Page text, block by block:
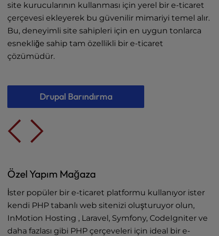
site kurucularının kullanması için yerel bir e-ticaret
çerçevesi ekleyerek bu güvenilir mimariyi temel alır.
Bu, deneyimli site sahipleri için en uygun tonlarca
esnekliğe sahip tam özellikli bir e-ticaret
çözümüdür.
Drupal Barındırma
Özel Yapım Mağaza
İster popüler bir e-ticaret platformu kullanıyor ister
kendi PHP tabanlı web sitenizi oluşturuyor olun,
InMotion Hosting , Laravel, Symfony, CodeIgniter ve
daha fazlası gibi PHP çerçeveleri için ideal bir e-